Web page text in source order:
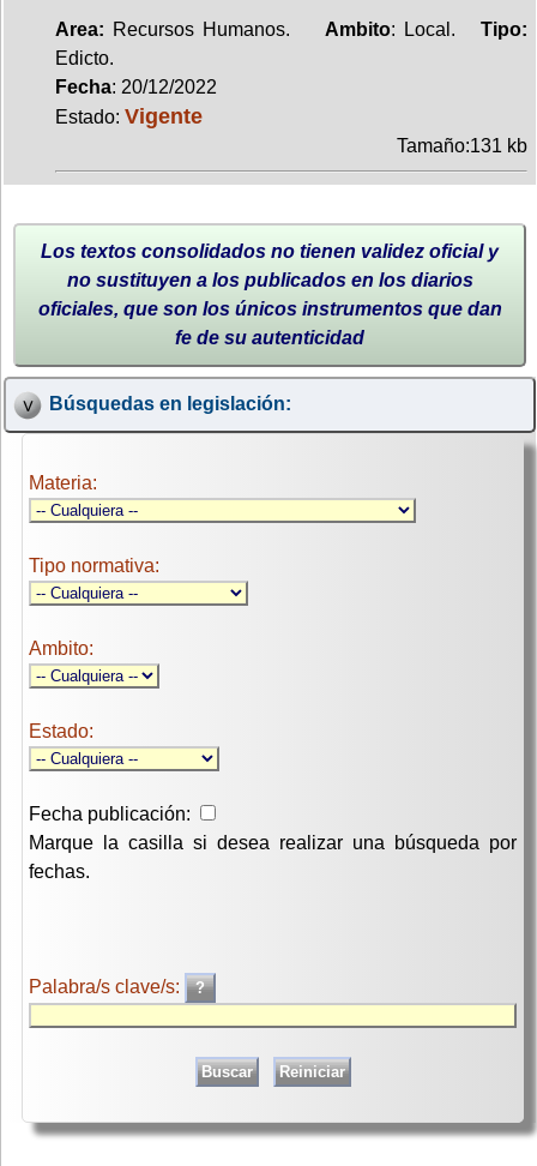
Area: Recursos Humanos. Ambito: Local.Tipo:
Edicto.
Fecha: 20/12/2022
Estado: Vigente
Tamaño:131 kb
Los textos consolidados no tienen validez oficial y
no sustituyen a los publicados en los diarios
oficiales, que son los únicos instrumentos que dan
fe de su autenticidad
Búsquedas en legislación:
Materia:
Tipo normativa:
Ambito:
Estado:
Fecha publicación:
Marque la casilla si desea realizar una búsqueda por
fechas.
Palabra/s clave/s: